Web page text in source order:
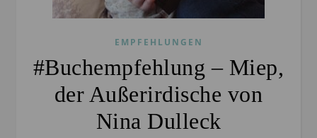
EMPFEHLUNGEN
#Buchempfehlung – Miep,
der Außerirdische von
Nina Dulleck